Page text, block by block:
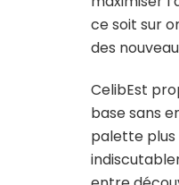
ce soit sur
des
CelibEst
base sans
palette plus